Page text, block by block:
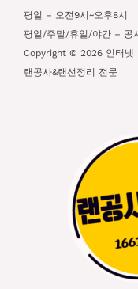
평일 – 오전9시~오후8시
평일/주말/휴일/야간 – 공
Copyright © 2026 인터넷
랜공사&랜선정리 전문